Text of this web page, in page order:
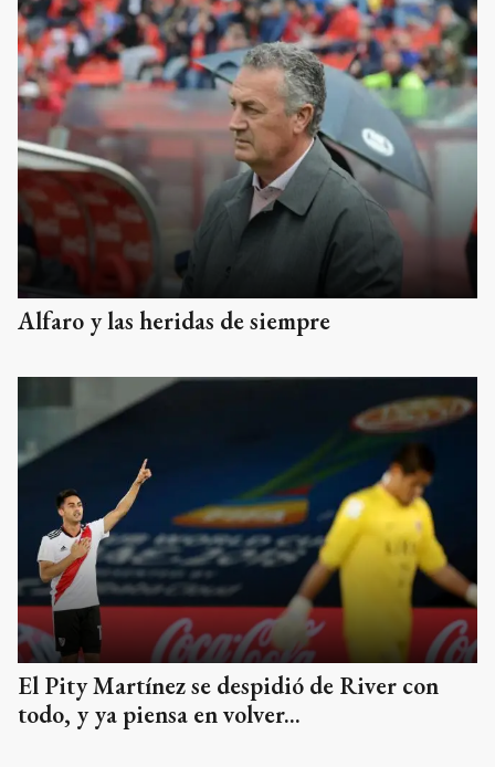
Alfaro y las heridas de siempre
El Pity Martínez se despidió de River con
todo, y ya piensa en volver...